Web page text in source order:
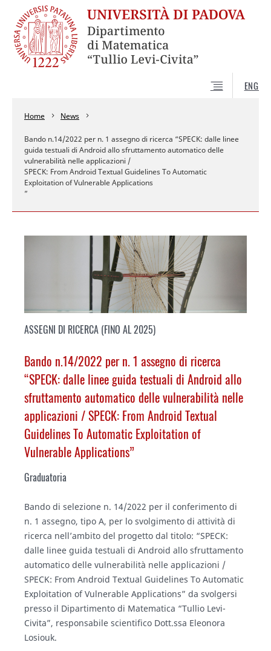
ENG
Home News
Bando n.14/2022 per n. 1 assegno di ricerca “SPECK: dalle linee
guida testuali di Android allo sfruttamento automatico delle
vulnerabilità nelle applicazioni /
SPECK: From Android Textual Guidelines To Automatic
Exploitation of Vulnerable Applications
”
ASSEGNI DI RICERCA (FINO AL 2025)
Bando n.14/2022 per n. 1 assegno di ricerca
“SPECK: dalle linee guida testuali di Android allo
sfruttamento automatico delle vulnerabilità nelle
applicazioni /SPECK: From Android Textual
Guidelines To Automatic Exploitation of
Vulnerable Applications”
Graduatoria
Bando di selezione n. 14/2022 per il conferimento di
n. 1 assegno, tipo A, per lo svolgimento di attività di
ricerca nell’ambito del progetto dal titolo: “SPECK:
dalle linee guida testuali di Android allo sfruttamento
automatico delle vulnerabilità nelle applicazioni /
SPECK: From Android Textual Guidelines To Automatic
Exploitation of Vulnerable Applications” da svolgersi
presso il Dipartimento di Matematica “Tullio Levi-
Civita”, responsabile scientifico Dott.ssa Eleonora
Losiouk.